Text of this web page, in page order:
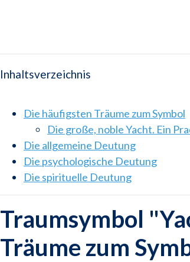
Inhaltsverzeichnis
Die häufigsten Träume zum Symbol
Die große, noble Yacht. Ein
Die allgemeine Deutung
Die psychologische Deutung
Die spirituelle Deutung
Traumsymbol
Träume zum